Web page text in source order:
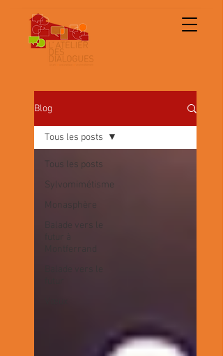
Blog
Tous les posts
Sylvomimétisme
Monasphère
Balade vers le
futur à
Montferrand
Tous les posts